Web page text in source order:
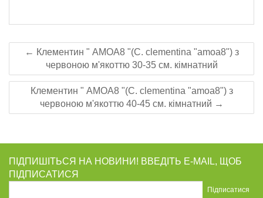
← Клементин " AMOA8 "(C. clementina "amoa8") з
червоною м'якоттю 30-35 см. кімнатний
Клементин " AMOA8 "(C. clementina "amoa8") з
червоною м'якоттю 40-45 см. кімнатний →
ПІДПИШІТЬСЯ НА НОВИНИ! ВВЕДІТЬ E-MAIL, ЩОБ
ПІДПИСАТИСЯ